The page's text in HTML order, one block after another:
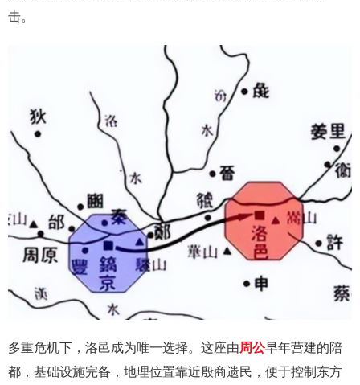
击。
多重危机下，洛邑成为唯一选择。这座由周公早年营建的陪
都，基础设施完备，地理位置靠近殷商遗民，便于控制东方